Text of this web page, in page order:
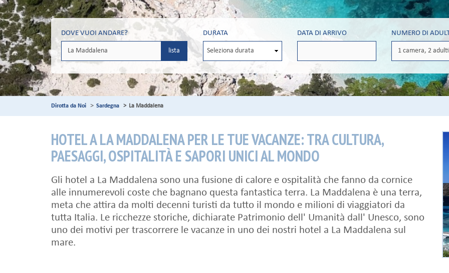
DOVE VUOI ANDARE?
lista
DURATA DATA DI ARRIVO NUMERO DI
Dirotta da Noi Sardegna La Maddalena
HOTEL A LA MADDALENA PER LE TUE VACANZE: TRA CULTURA,
PAESAGGI, OSPITALITÀ E SAPORI UNICI AL MONDO
Gli hotel a La Maddalena sono una fusione di calore e ospitalità che fanno da cornice
alle innumerevoli coste che bagnano questa fantastica terra. La Maddalena è una terra,
meta che attira da molti decenni turisti da tutto il mondo e milioni di viaggiatori da
tutta Italia. Le ricchezze storiche, dichiarate Patrimonio dell' Umanità dall' Unesco, sono
uno dei motivi per trascorrere le vacanze in uno dei nostri hotel a La Maddalena sul
mare.